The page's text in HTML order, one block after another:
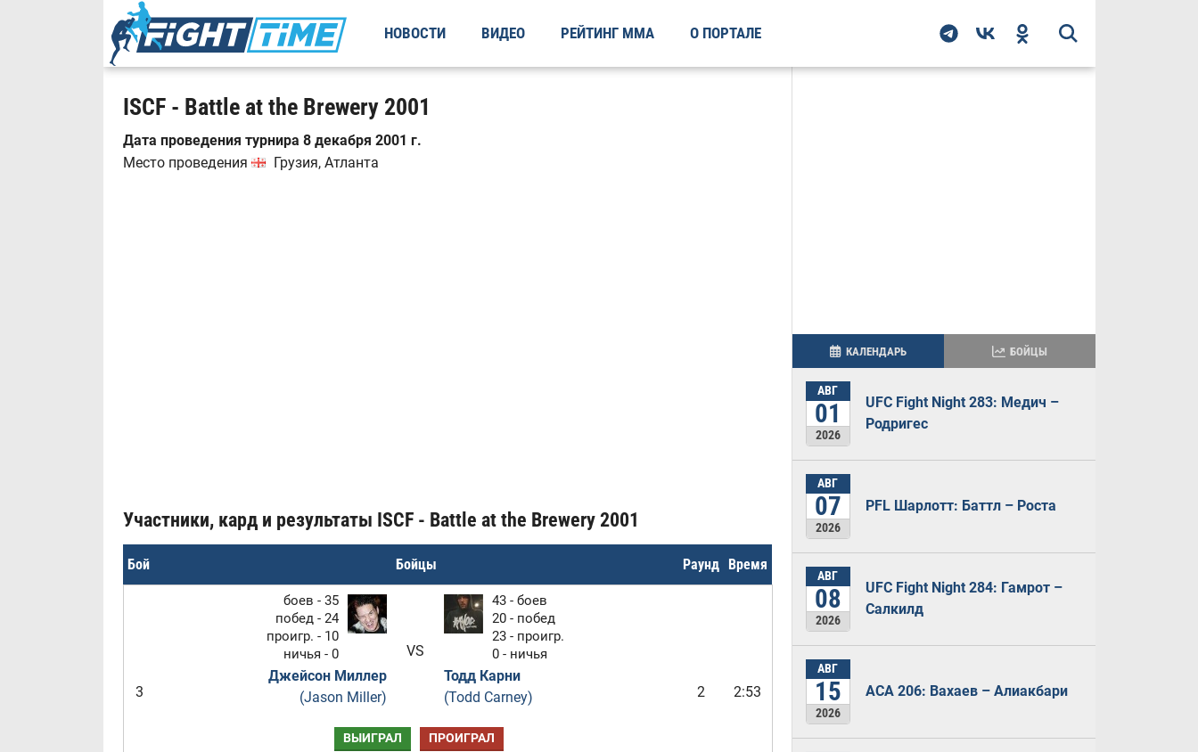
НОВОСТИ ВИДЕО РЕЙТИНГ ММА О ПОРТАЛЕ
ISCF - Battle at the Brewery 2001
Дата проведения турнира 8 декабря 2001 г.
Место проведения
Грузия, Атланта
Участники, кард и результаты ISCF - Battle at the Brewery 2001
Бой Бойцы Раунд Время
3
боев - 35
побед - 24
проигр. - 10
ничья - 0
Джейсон Миллер
(Jason Miller)
VS
43 - боев
20 - побед
23 - проигр.
0 - ничья
Тодд Карни
(Todd Carney)
2 2:53
ВЫИГРАЛ ПРОИГРАЛ
КАЛЕНДАРЬ БОЙЦЫ
АВГ
01
2026
UFC Fight Night 283: Медич –
Родригес
АВГ
07
2026
PFL Шарлотт: Баттл – Роста
АВГ
08
2026
UFC Fight Night 284: Гамрот –
Салкилд
АВГ
15
2026
ACA 206: Вахаев – Алиакбари